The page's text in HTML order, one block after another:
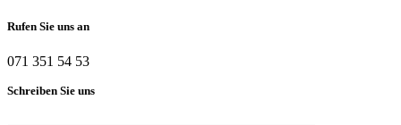
Rufen Sie uns an
071 351 54 53
Schreiben Sie uns